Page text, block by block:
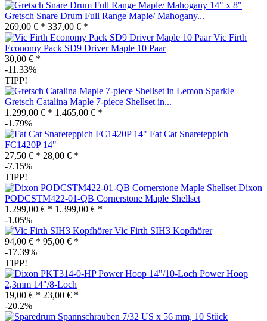
Gretsch Snare Drum Full Range Maple/ Mahogany...
269,00 € * 337,00 € *
Vic Firth
Economy Pack SD9 Driver Maple 10 Paar
30,00 € *
-11.33%
TIPP!
Gretsch Catalina Maple 7-piece Shellset in...
1.299,00 € * 1.465,00 € *
-1.79%
Fat Cat Snareteppich
FC1420P 14"
27,50 € * 28,00 € *
-7.15%
TIPP!
Dixon
PODCSTM422-01-QB Cornerstone Maple Shellset
1.299,00 € * 1.399,00 € *
-1.05%
Vic Firth SIH3 Kopfhörer
94,00 € * 95,00 € *
-17.39%
TIPP!
Power Hoop
2,3mm 14"/8-Loch
19,00 € * 23,00 € *
-20.2%